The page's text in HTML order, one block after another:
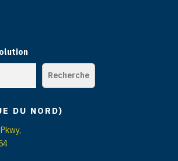
Recherche
DU NORD)